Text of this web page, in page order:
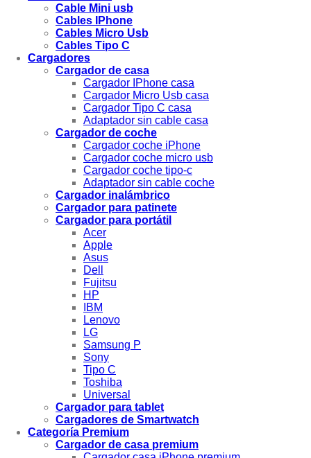
Cable Mini usb
Cables IPhone
Cables Micro Usb
Cables Tipo C
Cargadores
Cargador de casa
Cargador IPhone casa
Cargador Micro Usb casa
Cargador Tipo C casa
Adaptador sin cable casa
Cargador de coche
Cargador coche iPhone
Cargador coche micro usb
Cargador coche tipo-c
Adaptador sin cable coche
Cargador inalámbrico
Cargador para patinete
Cargador para portátil
Acer
Apple
Asus
Dell
Fujitsu
HP
IBM
Lenovo
LG
Samsung P
Sony
Tipo C
Toshiba
Universal
Cargador para tablet
Cargadores de Smartwatch
Categoría Premium
Cargador de casa premium